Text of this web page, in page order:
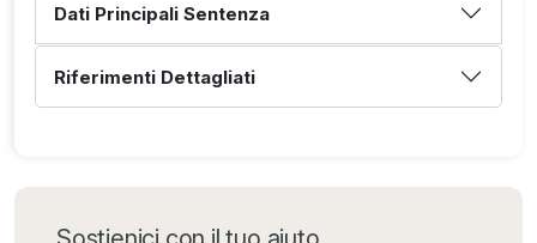
Dati Principali Sentenza
Riferimenti Dettagliati